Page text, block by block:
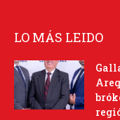
LO MÁS LEIDO